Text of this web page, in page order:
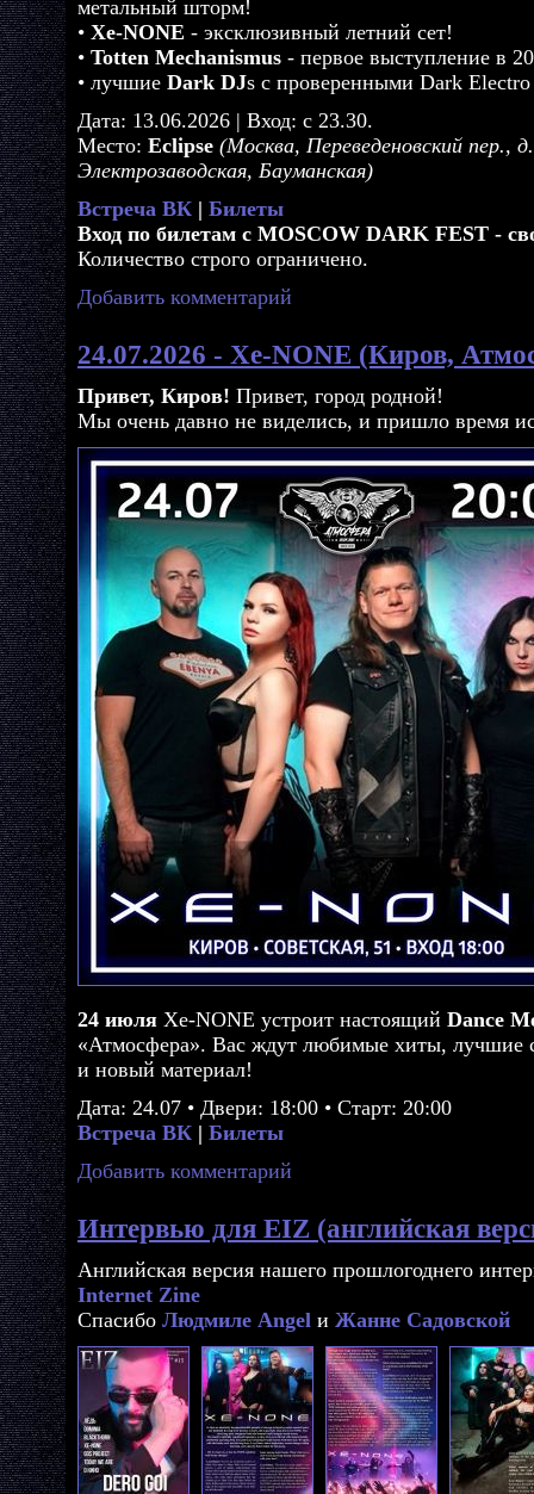
метальный шторм!
• Xe-NONE - эксклюзивный летний сет!
• Totten Mechanismus - первое выступление в
• лучшие Dark DJs с проверенными Dark
Дата: 13.06.2026 | Вход: с 23.30.
Место: Eclipse (Москва, Переведеновский пер.,
Электрозаводская, Бауманская)
Встреча ВК | Билеты
Вход по билетам с MOSCOW DARK FEST -
Количество строго ограничено.
Добавить комментарий
24.07.2026 - Xe-NONE (Киров,
Привет, Киров! Привет, город родной!
Мы очень давно не виделись, и пришло время
24 июля Xe-NONE устроит настоящий Dance
«Атмосфера». Вас ждут любимые хиты, лучшие
и новый материал!
Дата: 24.07 • Двери: 18:00 • Старт: 20:00
Встреча ВК | Билеты
Добавить комментарий
Интервью для EIZ (английская
Английская версия нашего прошлогоднего
Internet Zine
Спасибо Людмиле Angel и Жанне Садовской